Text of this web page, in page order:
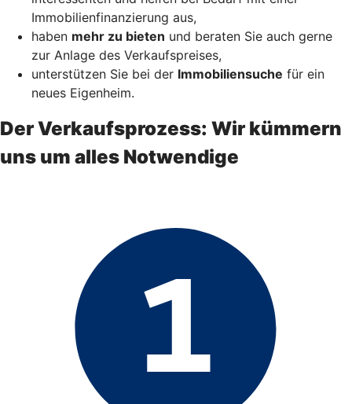
Immobilienfinanzierung aus,
haben mehr zu bieten und beraten Sie auch gerne
zur Anlage des Verkaufspreises,
unterstützen Sie bei der Immobiliensuche für ein
neues Eigenheim.
Der Verkaufsprozess: Wir kümmern
uns um alles Notwendige